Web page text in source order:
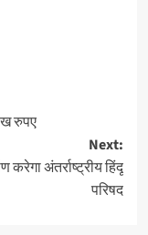
रुपए
Next:
अंतर्राष्ट्रीय हिंदू
परिषद